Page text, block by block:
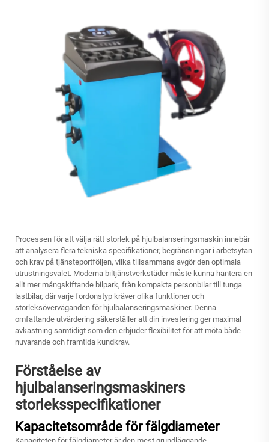
Processen för att välja rätt storlek på hjulbalanseringsmaskin innebär
att analysera flera tekniska specifikationer, begränsningar i arbetsytan
och krav på tjänsteportföljen, vilka tillsammans avgör den optimala
utrustningsvalet. Moderna biltjänstverkstäder måste kunna hantera en
allt mer mångskiftande bilpark, från kompakta personbilar till tunga
lastbilar, där varje fordonstyp kräver olika funktioner och
storleksöverväganden för hjulbalanseringsmaskiner. Denna
omfattande utvärdering säkerställer att din investering ger maximal
avkastning samtidigt som den erbjuder flexibilitet för att möta både
nuvarande och framtida kundkrav.
Förståelse av
hjulbalanseringsmaskiners
storleksspecifikationer
Kapacitetsområde för fälgdiameter